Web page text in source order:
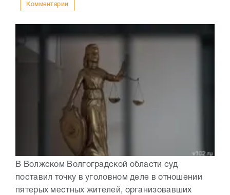
Комментарии
В Волжском Волгоградской области суд
поставил точку в уголовном деле в отношении
пятерых местных жителей, организовавших